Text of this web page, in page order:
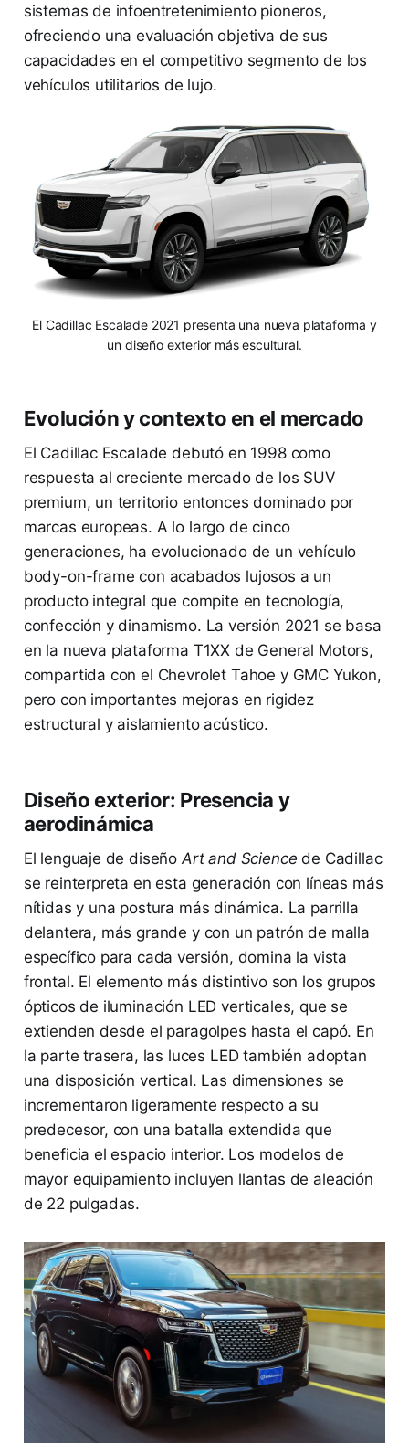
sistemas de infoentretenimiento pioneros,
ofreciendo una evaluación objetiva de sus
capacidades en el competitivo segmento de los
vehículos utilitarios de lujo.
El Cadillac Escalade 2021 presenta una nueva plataforma y
un diseño exterior más escultural.
Evolución y contexto en el mercado
El Cadillac Escalade debutó en 1998 como
respuesta al creciente mercado de los SUV
premium, un territorio entonces dominado por
marcas europeas. A lo largo de cinco
generaciones, ha evolucionado de un vehículo
body-on-frame con acabados lujosos a un
producto integral que compite en tecnología,
confección y dinamismo. La versión 2021 se basa
en la nueva plataforma T1XX de General Motors,
compartida con el Chevrolet Tahoe y GMC Yukon,
pero con importantes mejoras en rigidez
estructural y aislamiento acústico.
Diseño exterior: Presencia y
aerodinámica
El lenguaje de diseño Art and Science de Cadillac
se reinterpreta en esta generación con líneas más
nítidas y una postura más dinámica. La parrilla
delantera, más grande y con un patrón de malla
específico para cada versión, domina la vista
frontal. El elemento más distintivo son los grupos
ópticos de iluminación LED verticales, que se
extienden desde el paragolpes hasta el capó. En
la parte trasera, las luces LED también adoptan
una disposición vertical. Las dimensiones se
incrementaron ligeramente respecto a su
predecesor, con una batalla extendida que
beneficia el espacio interior. Los modelos de
mayor equipamiento incluyen llantas de aleación
de 22 pulgadas.